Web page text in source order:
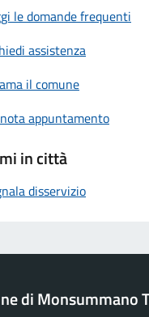
le domande frequenti
assistenza
il comune
appuntamento
in città
disservizio
di Monsummano